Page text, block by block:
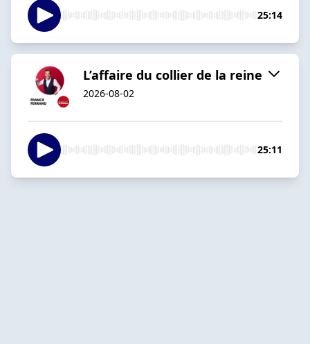
25:14
L’affaire du collier de la reine
2026-08-02
25:11